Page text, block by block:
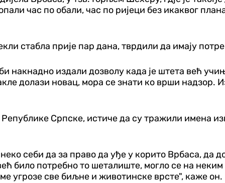
час по обали, час по ријеци без икаквог
стабла прије пар дана, тврдили да имају
накнадно издали дозволу када је штета већ
долази новац, мора се знати ко врши надзор.
Српске, истиче да су тражили имена
себи да за право да уђе у корито Врбаса, да
било потребно то шеталиште, могло се на
угрозе све биљне и животинске врсте", каже он.